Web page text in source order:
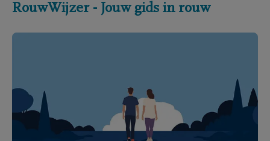
RouwWijzer - Jouw gids in rouw